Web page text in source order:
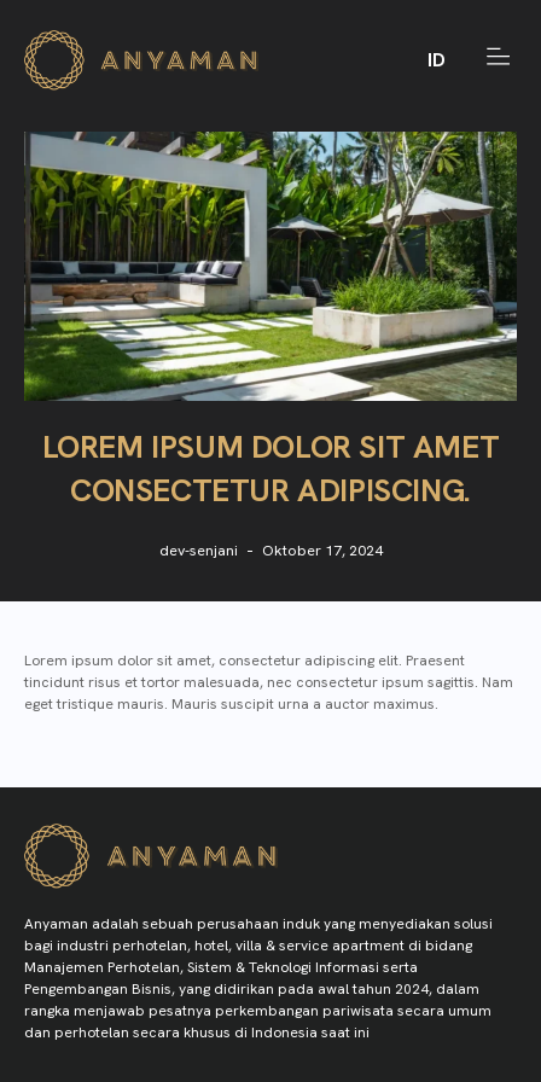
ID
LOREM IPSUM DOLOR SIT AMET
CONSECTETUR ADIPISCING.
dev-senjani Oktober 17, 2024
Lorem ipsum dolor sit amet, consectetur adipiscing elit. Praesent
tincidunt risus et tortor malesuada, nec consectetur ipsum sagittis. Nam
eget tristique mauris. Mauris suscipit urna a auctor maximus.
Anyaman adalah sebuah perusahaan induk yang menyediakan solusi
bagi industri perhotelan, hotel, villa & service apartment di bidang
Manajemen Perhotelan, Sistem & Teknologi Informasi serta
Pengembangan Bisnis, yang didirikan pada awal tahun 2024, dalam
rangka menjawab pesatnya perkembangan pariwisata secara umum
dan perhotelan secara khusus di Indonesia saat ini